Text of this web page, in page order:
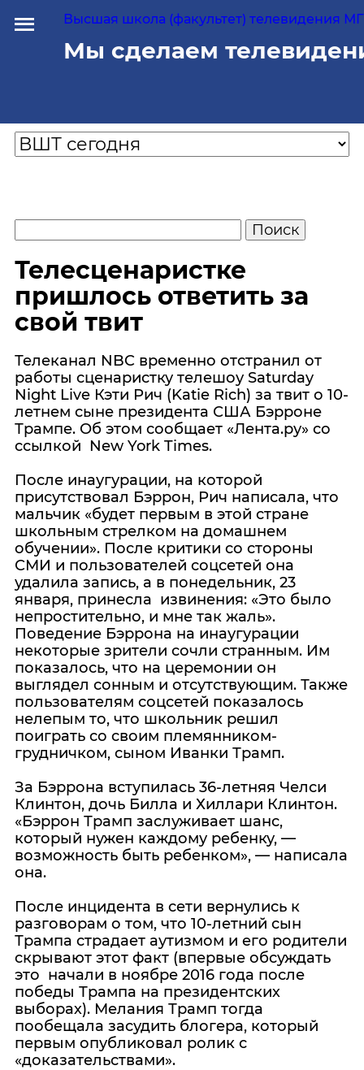
Высшая школа (факультет) телевидения
Мы сделаем
Телесценаристке
пришлось ответить за
свой твит
Телеканал NBC временно отстранил от
работы сценаристку телешоу Saturday
Night Live Кэти Рич (Katie Rich) за твит о 10-
летнем сыне президента США Бэрроне
Трампе. Об этом сообщает «Лента.ру» со
ссылкой New York Times.
После инаугурации, на которой
присутствовал Бэррон, Рич написала, что
мальчик «будет первым в этой стране
школьным стрелком на домашнем
обучении». После критики со стороны
СМИ и пользователей соцсетей она
удалила запись, а в понедельник, 23
января, принесла извинения: «Это было
непростительно, и мне так жаль».
Поведение Бэррона на инаугурации
некоторые зрители сочли странным. Им
показалось, что на церемонии он
выглядел сонным и отсутствующим. Также
пользователям соцсетей показалось
нелепым то, что школьник решил
поиграть со своим племянником-
грудничком, сыном Иванки Трамп.
За Бэррона вступилась 36-летняя Челси
Клинтон, дочь Билла и Хиллари Клинтон.
«Бэррон Трамп заслуживает шанс,
который нужен каждому ребенку, —
возможность быть ребенком», — написала
она.
После инцидента в сети вернулись к
разговорам о том, что 10-летний сын
Трампа страдает аутизмом и его родители
скрывают этот факт (впервые обсуждать
это начали в ноябре 2016 года после
победы Трампа на президентских
выборах). Мелания Трамп тогда
пообещала засудить блогера, который
первым опубликовал ролик с
«доказательствами».